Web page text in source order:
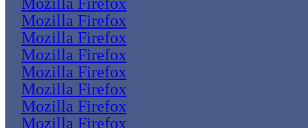
Mozilla Firefox
Mozilla Firefox
Mozilla Firefox
Mozilla Firefox
Mozilla Firefox
Mozilla Firefox
Mozilla Firefox
Mozilla Firefox